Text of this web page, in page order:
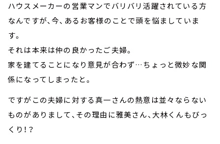
ハウスメーカーの営業マンでバリバリ活躍されている方
なんですが、今、あるお客様のことで頭を悩ましていま
す。
それは本来は仲の良かったご夫婦。
家を建てることになり意見が合わず…ちょっと微妙な関
係になってしまったと。
ですがこの夫婦に対する真一さんの熱意は並々ならない
ものがありまして、その理由に雅美さん、大林くんもびっ
くり！？